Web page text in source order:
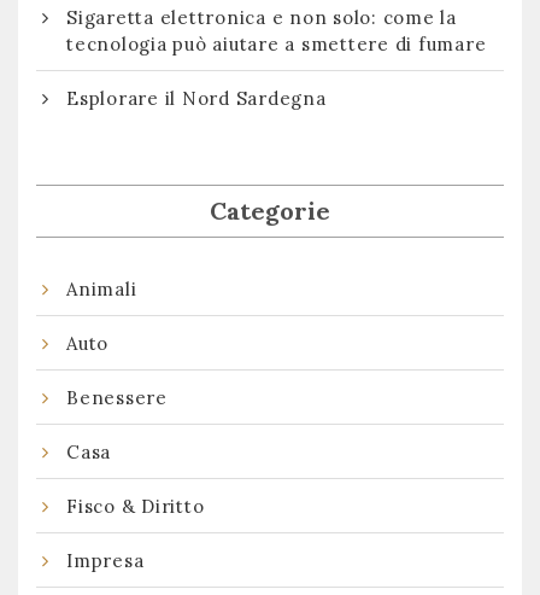
Sigaretta elettronica e non solo: come la
tecnologia può aiutare a smettere di fumare
Esplorare il Nord Sardegna
Categorie
Animali
Auto
Benessere
Casa
Fisco & Diritto
Impresa